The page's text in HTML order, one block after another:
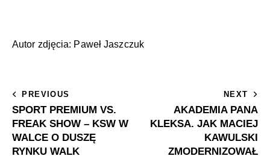
Autor zdjęcia: Paweł Jaszczuk
PREVIOUS
SPORT PREMIUM VS.
FREAK SHOW – KSW W
WALCE O DUSZĘ
RYNKU WALK
NEXT
AKADEMIA PANA
KLEKSA. JAK MACIEJ
KAWULSKI
ZMODERNIZOWAŁ